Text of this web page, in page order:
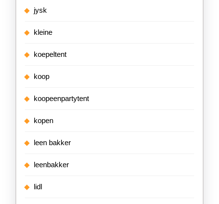
jysk
kleine
koepeltent
koop
koopeenpartytent
kopen
leen bakker
leenbakker
lidl